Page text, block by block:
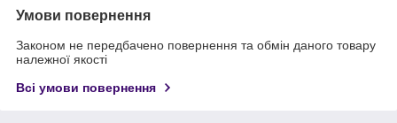
Умови повернення
Законом не передбачено повернення та обмін даного товару
належної якості
Всі умови повернення